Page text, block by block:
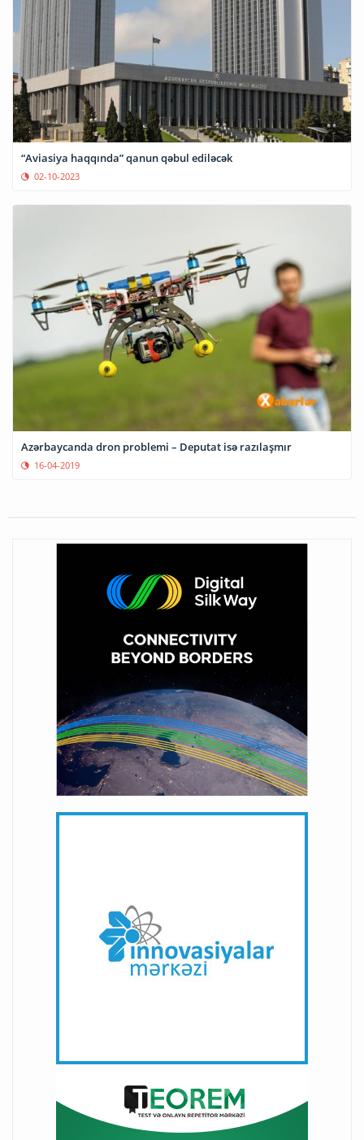
“Aviasiya haqqında” qanun qəbul ediləcək
02-10-2023
Azərbaycanda dron problemi – Deputat isə razılaşmır
16-04-2019